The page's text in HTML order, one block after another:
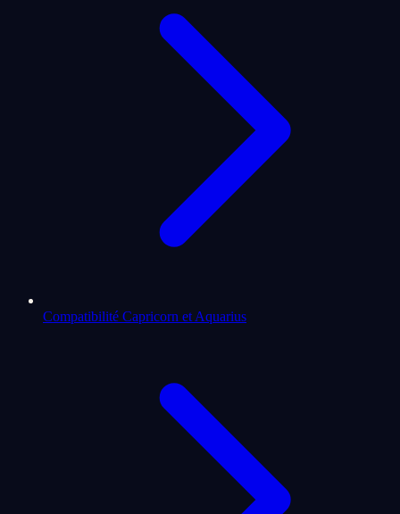
Compatibilité Capricorn et Aquarius